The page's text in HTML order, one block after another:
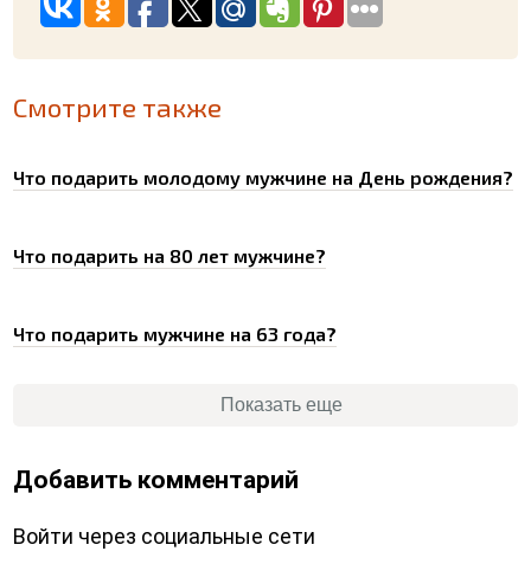
Смотрите также
Что подарить молодому мужчине на День рождения?
Что подарить на 80 лет мужчине?
Что подарить мужчине на 63 года?
Показать еще
Добавить комментарий
Войти через социальные сети